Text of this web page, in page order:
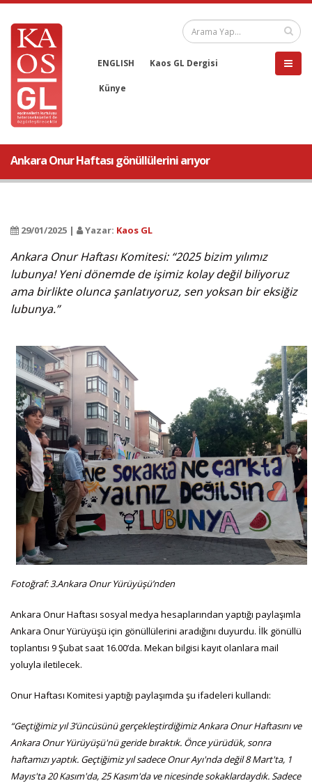
ENGLISH Kaos GL Dergisi
Künye
Ankara Onur Haftası gönüllülerini arıyor
29/01/2025 | Yazar: Kaos GL
Ankara Onur Haftası Komitesi: “2025 bizim yılımız
lubunya! Yeni dönemde de işimiz kolay değil biliyoruz
ama birlikte olunca şanlatıyoruz, sen yoksan bir eksiğiz
lubunya.”
Fotoğraf: 3.Ankara Onur Yürüyüşü’nden
Ankara Onur Haftası sosyal medya hesaplarından yaptığı paylaşımla
Ankara Onur Yürüyüşü için gönüllülerini aradığını duyurdu. İlk gönüllü
toplantısı 9 Şubat saat 16.00’da. Mekan bilgisi kayıt olanlara mail
yoluyla iletilecek.
Onur Haftası Komitesi yaptığı paylaşımda şu ifadeleri kullandı:
“Geçtiğimiz yıl 3’üncüsünü gerçekleştirdiğimiz Ankara Onur Haftasını ve
Ankara Onur Yürüyüşü'nü geride bıraktık. Önce yürüdük, sonra
haftamızı yaptık. Geçtiğimiz yıl sadece Onur Ayı'nda değil 8 Mart'ta, 1
Mayıs'ta 20 Kasım'da, 25 Kasım'da ve nicesinde sokaklardaydık. Sadece